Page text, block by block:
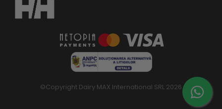
©Copyright Dairy MAX International SRL 2026